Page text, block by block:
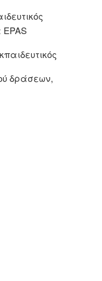
δράσεων,